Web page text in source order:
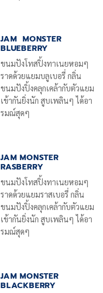
JAM MONSTER
BLUEBERRY
ขนมปังโทสปิ้งทาเนยหอมๆ
ราดด้วยแยมบลูเบอรี่ กลิ่น
ขนมปังปิ้งคลุกเคล้ากับตัวแยม
เข้ากันยิ่งนัก สูบเพลินๆ ได้อา
รมณ์สุดๆ
JAM MONSTER
RASBERRY
ขนมปังโทสปิ้งทาเนยหอมๆ
ราดด้วยแยมราสเบอรี่ กลิ่น
ขนมปังปิ้งคลุกเคล้ากับตัวแยม
เข้ากันยิ่งนัก สูบเพลินๆ ได้อา
รมณ์สุดๆ
JAM MONSTER
BLACKBERRY